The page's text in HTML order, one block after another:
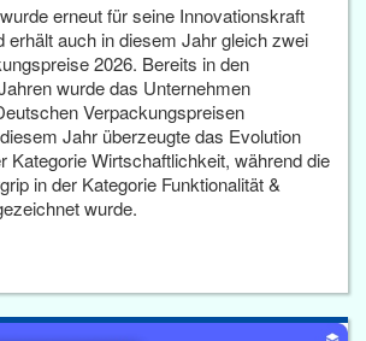
erneut für seine Innovationskraft
erhält auch in diesem Jahr gleich zwei
2026. Bereits in den
wurde das Unternehmen
Verpackungspreisen
Jahr überzeugte das Evolution
Kategorie Wirtschaftlichkeit, während die
in der Kategorie Funktionalität &
wurde.